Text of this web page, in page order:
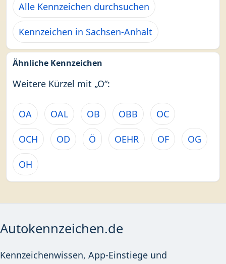
Alle Kennzeichen durchsuchen
Kennzeichen in Sachsen-Anhalt
Ähnliche Kennzeichen
Weitere Kürzel mit „O“:
OA OAL OB OBB OC
OCH OD Ö OEHR OF OG
OH
Autokennzeichen.de
Kennzeichenwissen, App-Einstiege und